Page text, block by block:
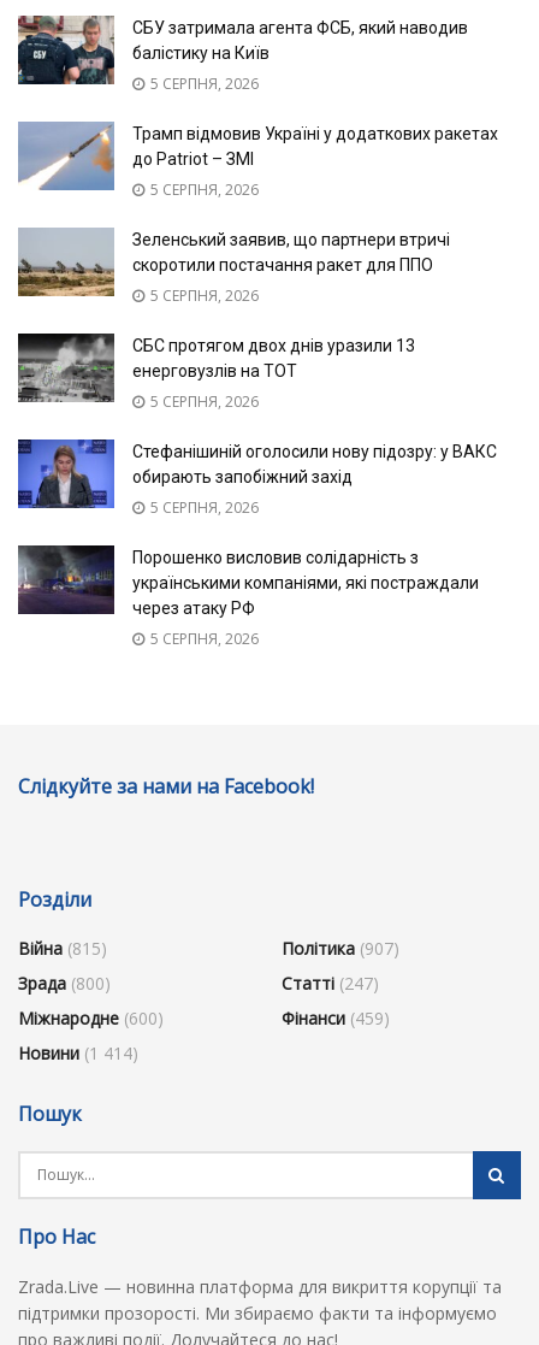
СБУ затримала агента ФСБ, який наводив
балістику на Київ
5 СЕРПНЯ, 2026
Трамп відмовив Україні у додаткових ракетах
до Patriot – ЗМІ
5 СЕРПНЯ, 2026
Зеленський заявив, що партнери втричі
скоротили постачання ракет для ППО
5 СЕРПНЯ, 2026
СБС протягом двох днів уразили 13
енерговузлів на ТОТ
5 СЕРПНЯ, 2026
Стефанішиній оголосили нову підозру: у ВАКС
обирають запобіжний захід
5 СЕРПНЯ, 2026
Порошенко висловив солідарність з
українськими компаніями, які постраждали
через атаку РФ
5 СЕРПНЯ, 2026
Слідкуйте за нами на Facebook!
Розділи
Війна (815)
Зрада (800)
Міжнародне (600)
Новини (1 414)
Політика (907)
Статті (247)
Фінанси (459)
Пошук
Про Нас
Zrada.Live — новинна платформа для викриття корупції та
підтримки прозорості. Ми збираємо факти та інформуємо
про важливі події. Долучайтеся до нас!